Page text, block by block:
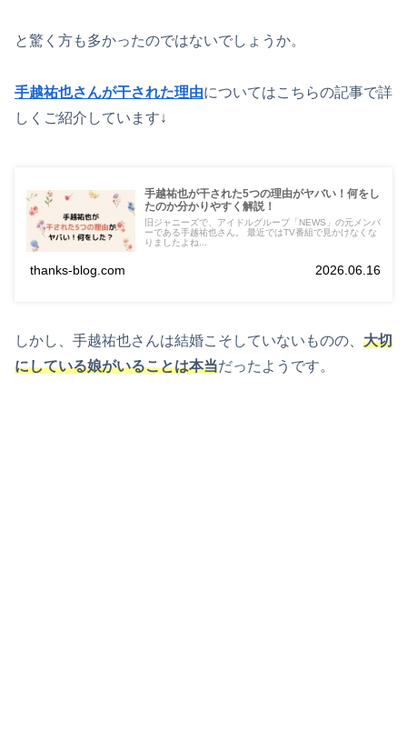
と驚く方も多かったのではないでしょうか。
手越祐也さんが干された理由についてはこちらの記事で詳
しくご紹介しています↓
手越祐也が干された5つの理由がヤバい！何をし
たのか分かりやすく解説！
旧ジャニーズで、アイドルグループ「NEWS」の元メンバ
ーである手越祐也さん。 最近ではTV番組で見かけなくな
りましたよね...
thanks-blog.com 2026.06.16
しかし、手越祐也さんは結婚こそしていないものの、 大切
にしている娘がいることは本当だったようです。